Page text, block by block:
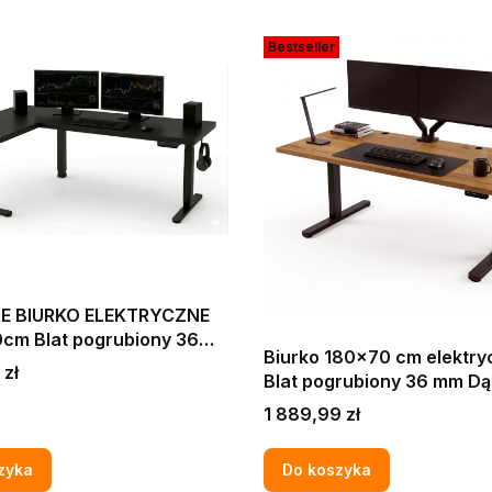
BIURKO ELEKTRYCZNE
Blat pogrubiony 36
DO FIRMY
Bestseller
Biurko 180x70 cm
Blat pogrubiony 36 mm Dąb craft
złoty loft XL
Cena
1 889,99 zł
Do koszyka